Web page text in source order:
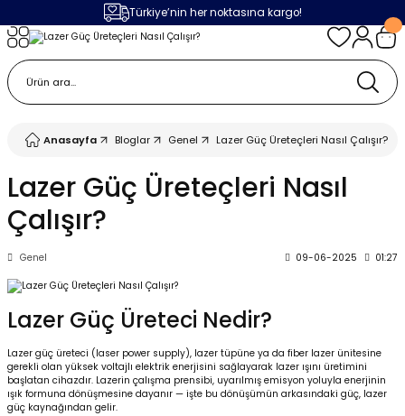
Türkiye’nin her noktasına kargo!
Anasayfa Bloglar Genel Lazer Güç Üreteçleri Nasıl Çalışır?
Lazer Güç Üreteçleri Nasıl
Çalışır?
Genel 09-06-2025 01:27
Lazer Güç Üreteci Nedir?
Lazer güç üreteci (laser power supply), lazer tüpüne ya da fiber lazer ünitesine
gerekli olan yüksek voltajlı elektrik enerjisini sağlayarak lazer ışını üretimini
başlatan cihazdır. Lazerin çalışma prensibi, uyarılmış emisyon yoluyla enerjinin
ışık formuna dönüşmesine dayanır — işte bu dönüşümün arkasındaki güç, lazer
güç kaynağından gelir.
Geri Dön
Camı
Parçaları
Ürünleri
Geri Dön
Geri Dön
Sistemleri
Geri Dön
Montaj Ekipmanı